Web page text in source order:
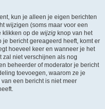
kun je alleen je eigen berichten
wijzigen (soms maar voor een
klikken op de wijzig knop van het
bericht gereageerd heeft, komt er
hoeveel keer en wanneer je het
zal niet verschijnen als nog
beheerder of moderator je bericht
toevoegen, waarom ze je
een bericht is niet meer